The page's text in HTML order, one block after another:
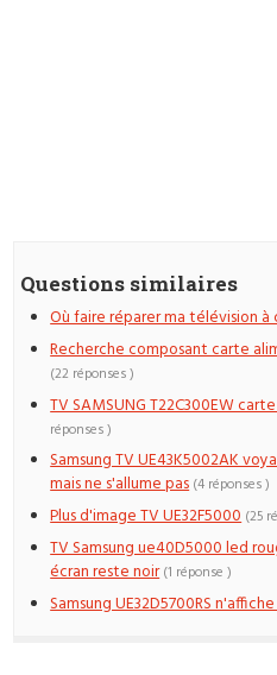
Questions similaires
Où faire réparer ma télévision
Recherche composant carte
(22 réponses )
TV SAMSUNG T22C300EW
réponses )
Samsung TV UE43K5002AK
mais ne s'allume pas (4 réponses )
Plus d'image TV UE32F5000 (25
TV Samsung ue40D5000 led
écran reste noir (1 réponse )
Samsung UE32D5700RS